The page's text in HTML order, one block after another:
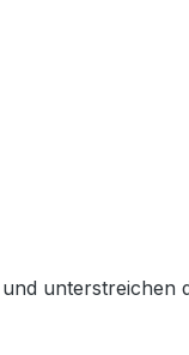
unterstreichen